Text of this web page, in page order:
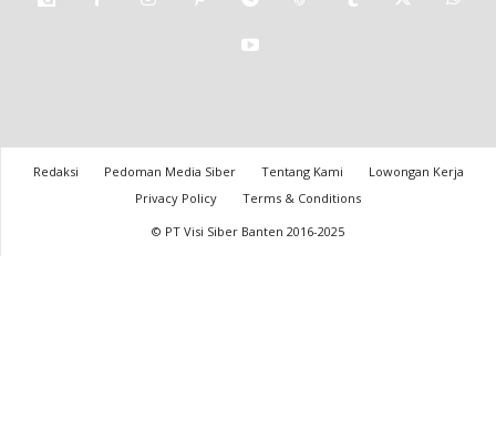
Redaksi Pedoman Media Siber Tentang Kami
Lowongan Kerja
Privacy Policy
Terms & Conditions
© PT Visi Siber Banten 2016-2025